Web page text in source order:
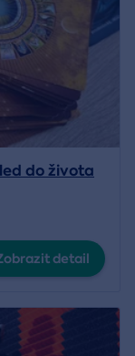
do života
detail